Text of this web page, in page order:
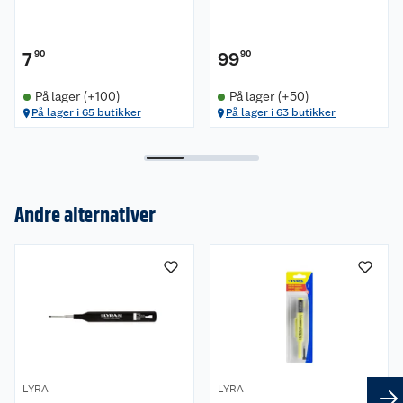
790
På lager (+100)
På lager i 65 butikker
9990
På lager (+50)
På lager i 63 butikker
Andre alternativer
LYRA LYRA
Kundeservice
Nyheter